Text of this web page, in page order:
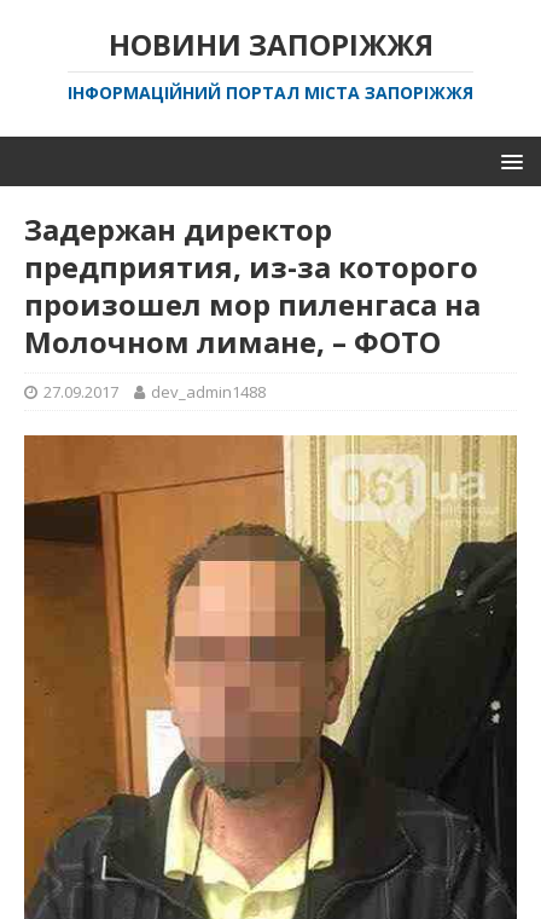
НОВИНИ ЗАПОРІЖЖЯ
ІНФОРМАЦІЙНИЙ ПОРТАЛ МІСТА ЗАПОРІЖЖЯ
Задержан директор
предприятия, из-за которого
произошел мор пиленгаса на
Молочном лимане, – ФОТО
27.09.2017 dev_admin1488